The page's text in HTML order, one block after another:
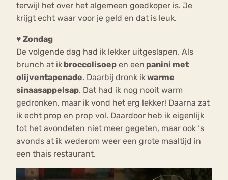
terwijl het over het algemeen goedkoper is. Je
krijgt echt waar voor je geld en dat is leuk.
♥ Zondag
De volgende dag had ik lekker uitgeslapen. Als
brunch at ik broccolisoep en een panini met
olijventapenade. Daarbij dronk ikwarme
sinaasappelsap. Dat had ik nog nooit warm
gedronken, maar ik vond het erg lekker! Daarna zat
ik echt prop en prop vol. Daardoor heb ik eigenlijk
tot het avondeten niet meer gegeten, maar ook ‘s
avonds at ik wederom weer een grote maaltijd in
een thais restaurant.